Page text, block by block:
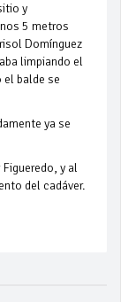
y
5 metros
Domínguez
limpiando el
el balde se
ya se
y al
del cadáver.